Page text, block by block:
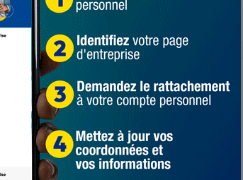
a été officiellement lancé ce lundi
candidats ont été enregistrés et
ici
des surveillants de BEPC braqués